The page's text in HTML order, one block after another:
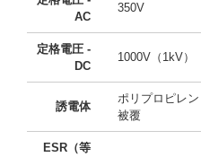
AC
350V
定格電圧 -
DC
1000V（1kV）
誘電体
ポリプロピレ
被覆
ESR（等